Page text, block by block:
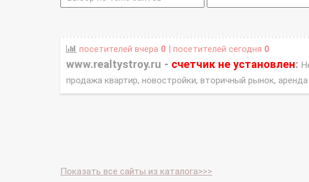
посетителей вчера 0 | посетителей сегодня 0
www.realtystroy.ru - счетчик не установлен:
продажа квартир, новостройки, вторичный рынок,
Показать все сайты из каталога>>>